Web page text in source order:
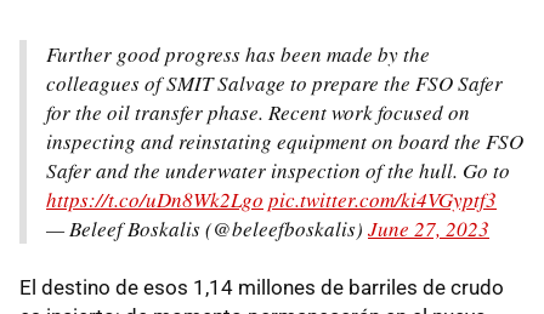
Further good progress has been made by the
colleagues of SMIT Salvage to prepare the FSO Safer
for the oil transfer phase. Recent work focused on
inspecting and reinstating equipment on board the FSO
Safer and the underwater inspection of the hull. Go to
https://t.co/uDn8Wk2Lgo pic.twitter.com/ki4VGyptf3
— Beleef Boskalis (@beleefboskalis) June 27, 2023
El destino de esos 1,14 millones de barriles de crudo